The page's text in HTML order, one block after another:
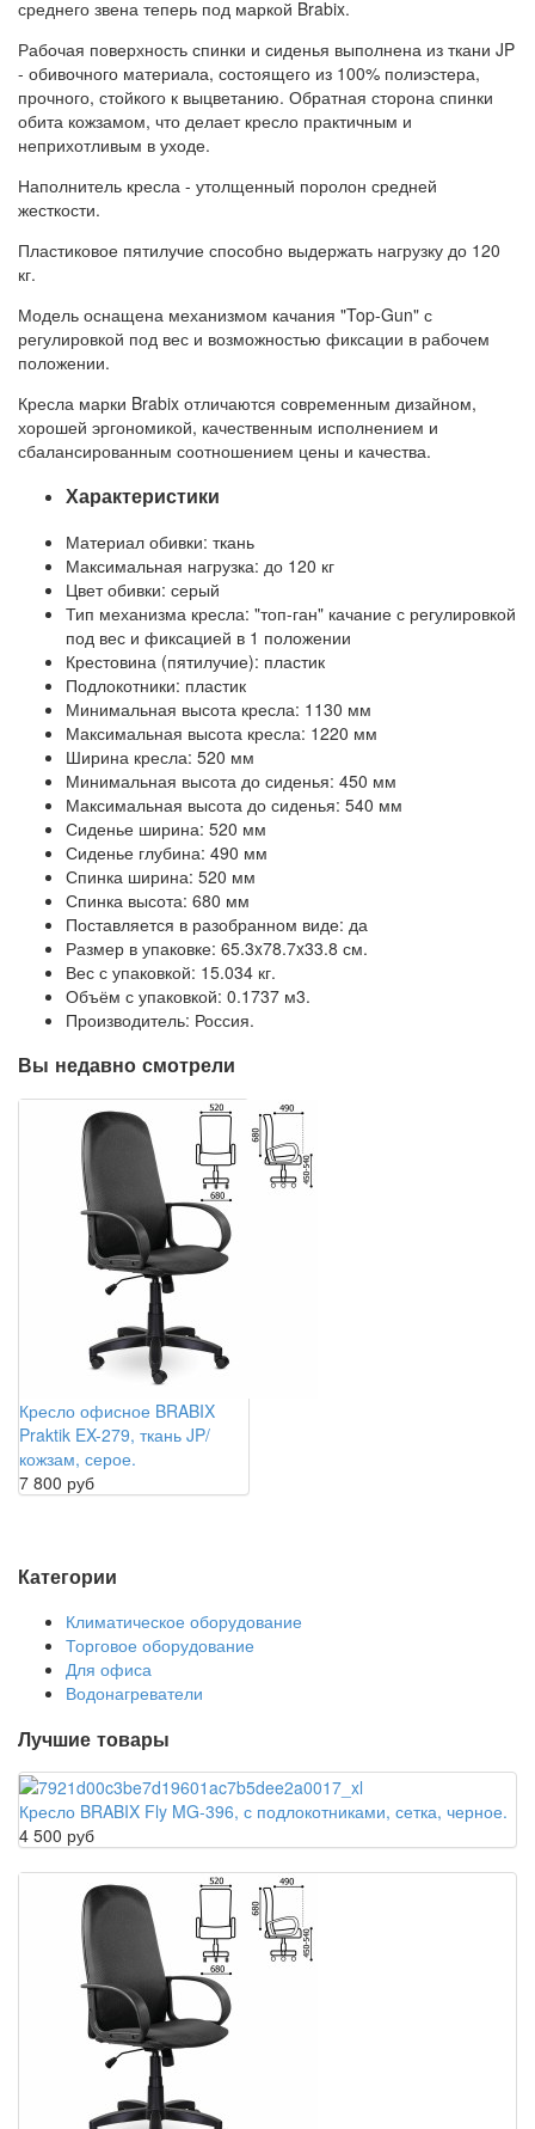
среднего звена теперь под маркой Brabix.
Рабочая поверхность спинки и сиденья выполнена из ткани JP
- обивочного материала, состоящего из 100% полиэстера,
прочного, стойкого к выцветанию. Обратная сторона спинки
обита кожзамом, что делает кресло практичным и
неприхотливым в уходе.
Наполнитель кресла - утолщенный поролон средней
жесткости.
Пластиковое пятилучие способно выдержать нагрузку до 120
кг.
Модель оснащена механизмом качания "Top-Gun" с
регулировкой под вес и возможностью фиксации в рабочем
положении.
Кресла марки Brabix отличаются современным дизайном,
хорошей эргономикой, качественным исполнением и
сбалансированным соотношением цены и качества.
Характеристики
Материал обивки: ткань
Максимальная нагрузка: до 120 кг
Цвет обивки: серый
Тип механизма кресла: "топ-ган" качание с регулировкой
под вес и фиксацией в 1 положении
Крестовина (пятилучие): пластик
Подлокотники: пластик
Минимальная высота кресла: 1130 мм
Максимальная высота кресла: 1220 мм
Ширина кресла: 520 мм
Минимальная высота до сиденья: 450 мм
Максимальная высота до сиденья: 540 мм
Сиденье ширина: 520 мм
Сиденье глубина: 490 мм
Спинка ширина: 520 мм
Спинка высота: 680 мм
Поставляется в разобранном виде: да
Размер в упаковке: 65.3x78.7x33.8 см.
Вес с упаковкой: 15.034 кг.
Объём с упаковкой: 0.1737 м3.
Производитель: Россия.
Вы недавно смотрели
Кресло офисное BRABIX
Praktik EX-279, ткань JP/
кожзам, серое.
7 800 руб
Категории
Климатическое оборудование
Торговое оборудование
Для офиса
Водонагреватели
Лучшие товары
Кресло BRABIX Fly MG-396, с подлокотниками, сетка, черное.
4 500 руб